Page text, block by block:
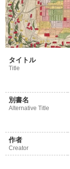
タイトル
Title
別書名
Alternative Title
作者
Creator